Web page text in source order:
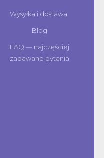
Wysyłka i dostawa
Blog
FAQ — najczęściej
zadawane pytania